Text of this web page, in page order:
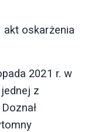
akt oskarżenia
2021 r. w
z